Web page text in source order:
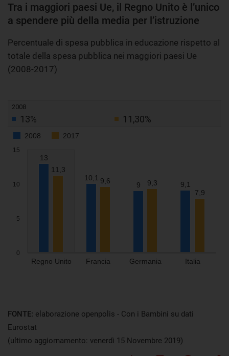
Tra i maggiori paesi Ue, il Regno Unito è l’unico
a spendere più della media per l’istruzione
Percentuale di spesa pubblica in educazione rispetto al
totale della spesa pubblica nei maggiori paesi Ue
(2008-2017)
FONTE: elaborazione openpolis - Con i Bambini su dati
Eurostat
(ultimo aggiornamento: venerdì 15 Novembre 2019)